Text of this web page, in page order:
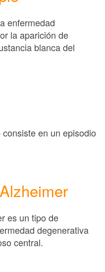
enfermedad
la aparición de
blanca del
en un episodio
es un tipo de
degenerativa
central.